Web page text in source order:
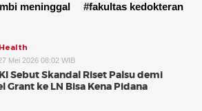
meninggal
#fakultas kedokteran
Mei 2026 08:02 WIB
Sebut Skandal Riset Palsu demi
Grant ke LN Bisa Kena Pidana